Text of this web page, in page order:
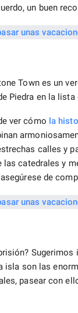
un buen
Town es un
Piedra en la
ver cómo la
calles y
catedrales y
de
isla son las
pasear con